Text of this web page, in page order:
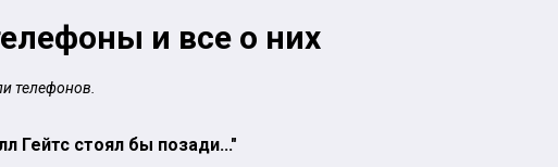
и все о них
телефонов.
Гейтс стоял бы позади..."